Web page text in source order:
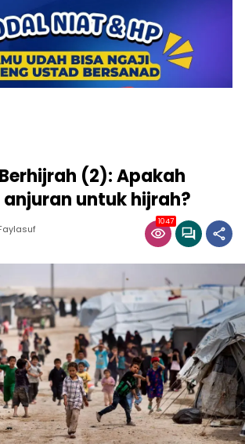
(2): Apakah
untuk hijrah?
1047